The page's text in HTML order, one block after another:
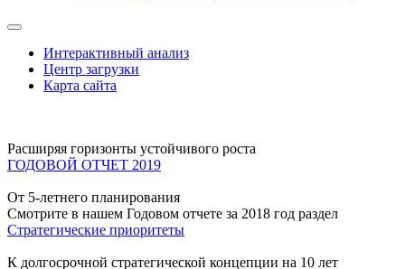
Интерактивный анализ
Центр загрузки
Карта сайта
Расширяя горизонты устойчивого роста
ГОДОВОЙ ОТЧЕТ 2019
От 5-летнего планирования
Смотрите в нашем Годовом отчете за 2018 год раздел
Стратегические приоритеты
К долгосрочной стратегической концепции на 10 лет